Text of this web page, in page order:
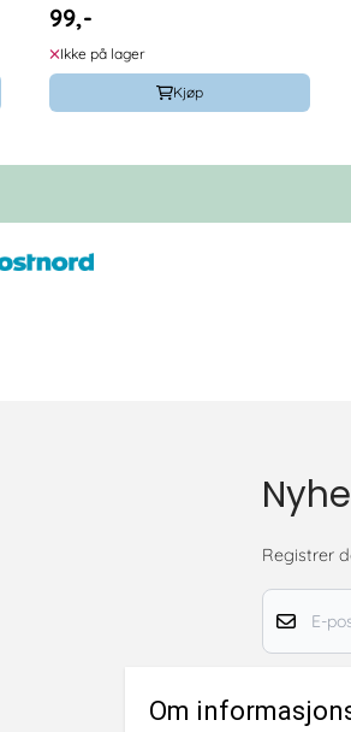
Kingfisher
99,-
Ikke på lager
Kjøp
Registrer
E-post
Registrer
Om